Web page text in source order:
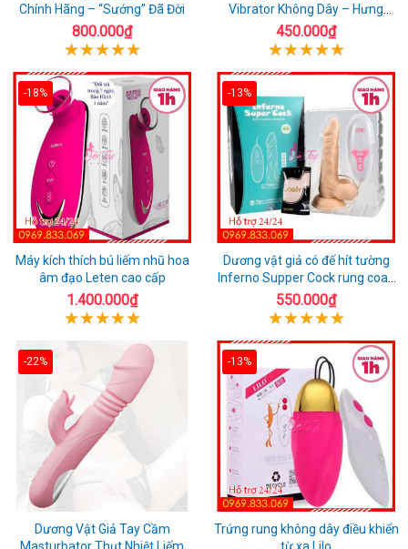
Chính Hãng – “Sướng” Đã Đời
800.000₫
Vibrator Không Dây – Hưng
Phấn Mọi Nơi
450.000₫
-18%
Máy kích thích bú liếm nhũ hoa
âm đạo Leten cao cấp
1.400.000₫
-13%
Dương vật giả có đế hít tường
Inferno Supper Cock rung coay
7 chế độ
550.000₫
-22%
Dương Vật Giả Tay Cầm
Masturbator Thụt Nhiệt Liếm
-13%
Trứng rung không dây điều khiển
từ xa Lilo